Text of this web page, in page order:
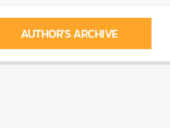
AUTHOR'S ARCHIVE